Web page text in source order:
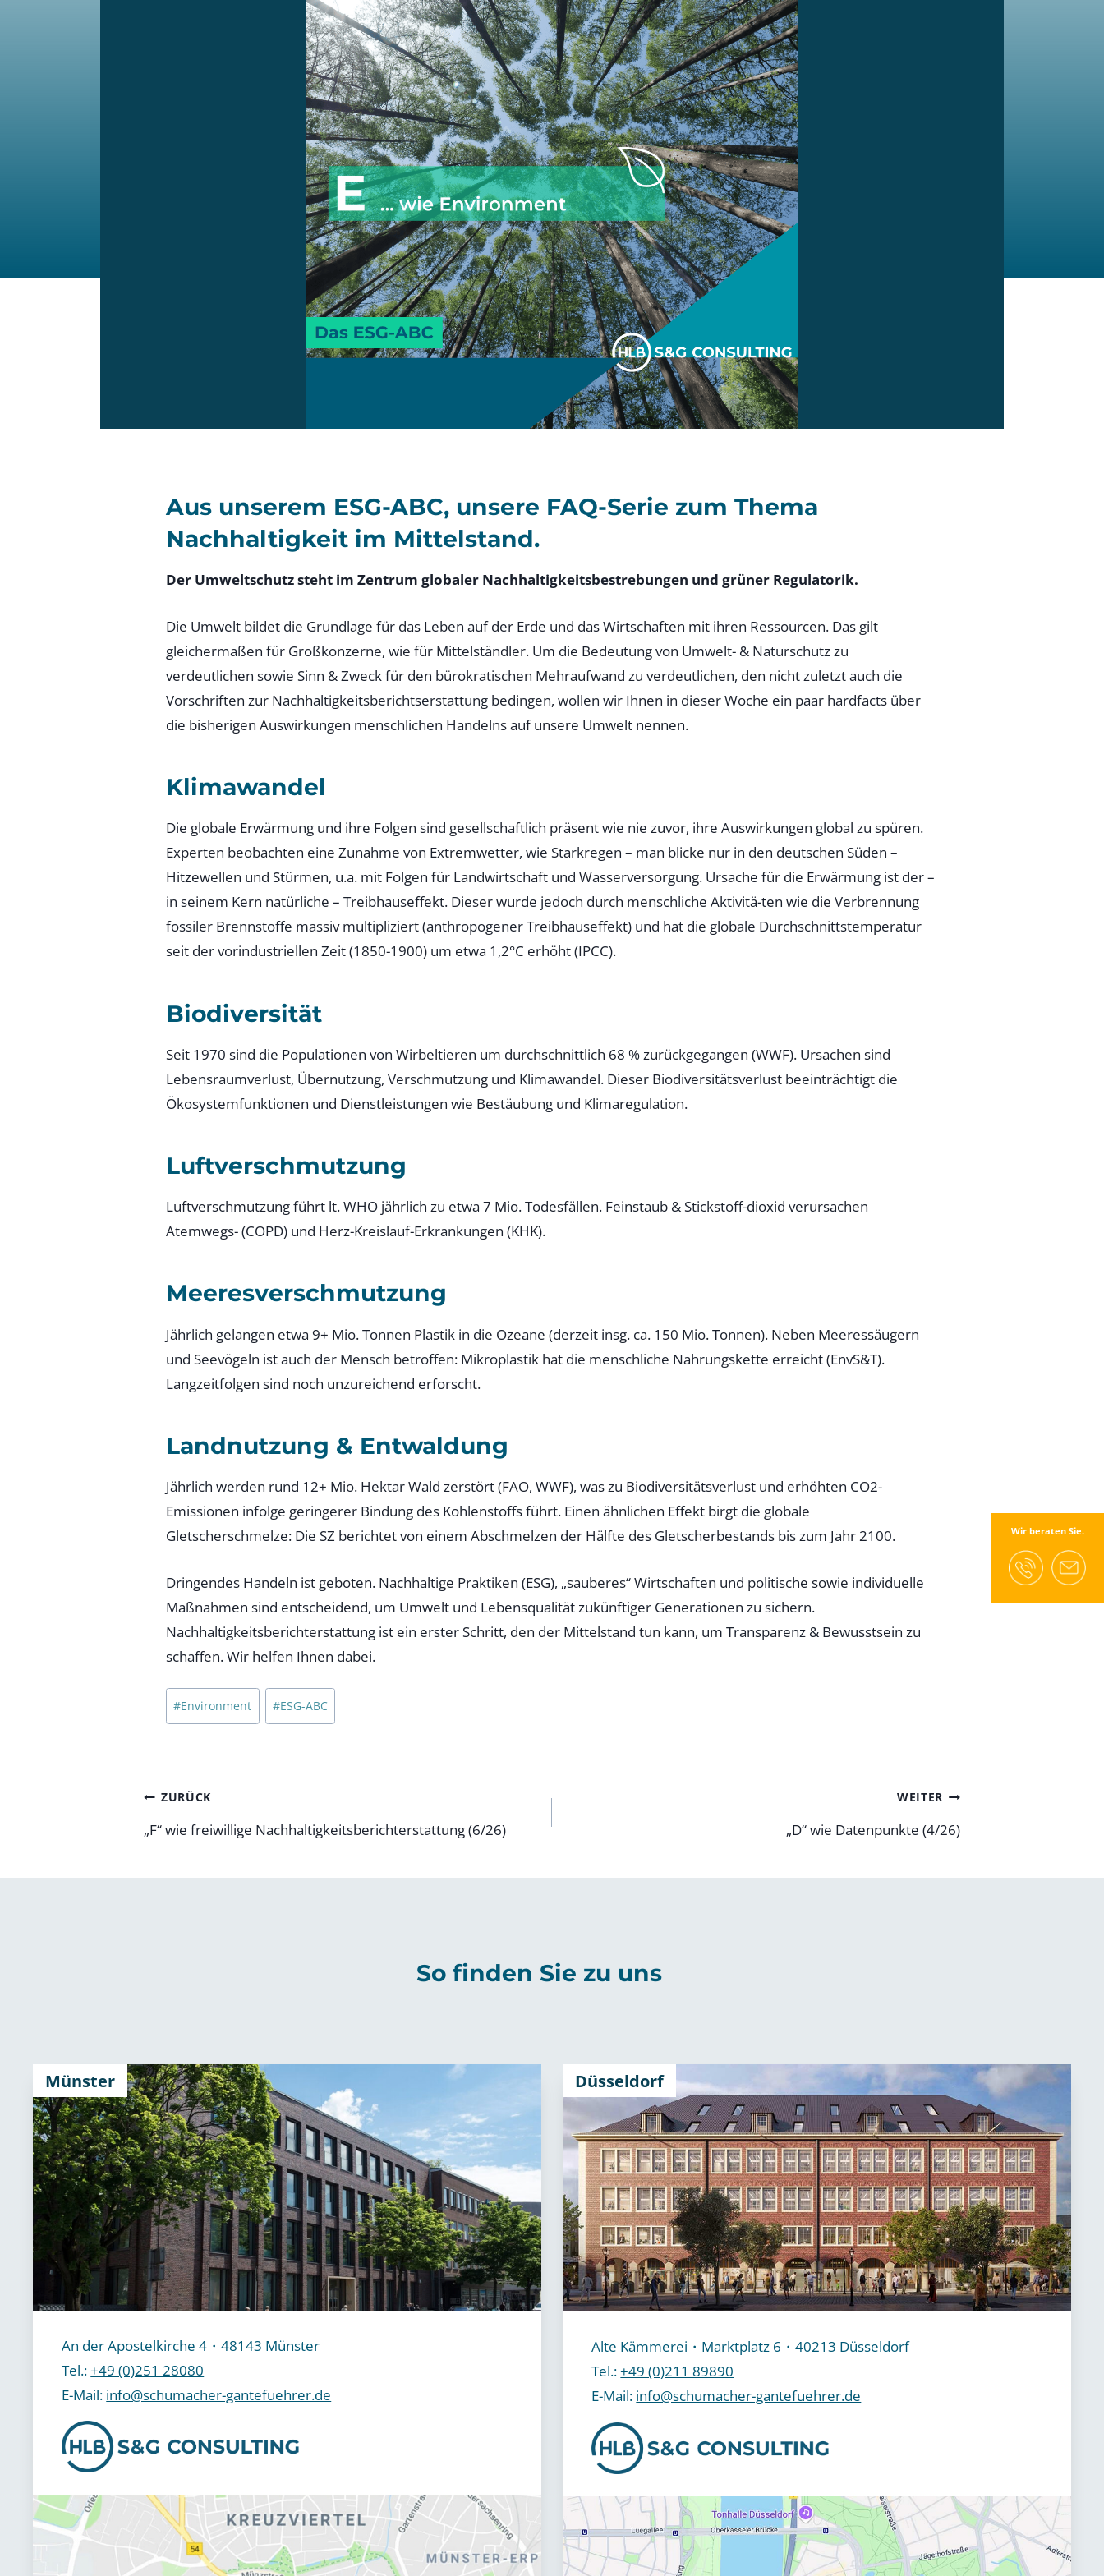
Aus unserem ESG-ABC, unsere FAQ-Serie zum Thema
Nachhaltigkeit im Mittelstand.
Der Umweltschutz steht im Zentrum globaler Nachhaltigkeitsbestrebungen und grüner Regulatorik.
Die Umwelt bildet die Grundlage für das Leben auf der Erde und das Wirtschaften mit ihren Ressourcen. Das gilt
gleichermaßen für Großkonzerne, wie für Mittelständler. Um die Bedeutung von Umwelt- & Naturschutz zu
verdeutlichen sowie Sinn & Zweck für den bürokratischen Mehraufwand zu verdeutlichen, den nicht zuletzt auch die
Vorschriften zur Nachhaltigkeitsberichtserstattung bedingen, wollen wir Ihnen in dieser Woche ein paar hardfacts über
die bisherigen Auswirkungen menschlichen Handelns auf unsere Umwelt nennen.
Klimawandel
Die globale Erwärmung und ihre Folgen sind gesellschaftlich präsent wie nie zuvor, ihre Auswirkungen global zu spüren.
Experten beobachten eine Zunahme von Extremwetter, wie Starkregen – man blicke nur in den deutschen Süden –
Hitzewellen und Stürmen, u.a. mit Folgen für Landwirtschaft und Wasserversorgung. Ursache für die Erwärmung ist der –
in seinem Kern natürliche – Treibhauseffekt. Dieser wurde jedoch durch menschliche Aktivitä-ten wie die Verbrennung
fossiler Brennstoffe massiv multipliziert (anthropogener Treibhauseffekt) und hat die globale Durchschnittstemperatur
seit der vorindustriellen Zeit (1850-1900) um etwa 1,2°C erhöht (IPCC).
Biodiversität
Seit 1970 sind die Populationen von Wirbeltieren um durchschnittlich 68 % zurückgegangen (WWF). Ursachen sind
Lebensraumverlust, Übernutzung, Verschmutzung und Klimawandel. Dieser Biodiversitätsverlust beeinträchtigt die
Ökosystemfunktionen und Dienstleistungen wie Bestäubung und Klimaregulation.
Luftverschmutzung
Luftverschmutzung führt lt. WHO jährlich zu etwa 7 Mio. Todesfällen. Feinstaub & Stickstoff-dioxid verursachen
Atemwegs- (COPD) und Herz-Kreislauf-Erkrankungen (KHK).
Meeresverschmutzung
Jährlich gelangen etwa 9+ Mio. Tonnen Plastik in die Ozeane (derzeit insg. ca. 150 Mio. Tonnen). Neben Meeressäugern
und Seevögeln ist auch der Mensch betroffen: Mikroplastik hat die menschliche Nahrungskette erreicht (EnvS&T).
Langzeitfolgen sind noch unzureichend erforscht.
Landnutzung & Entwaldung
Jährlich werden rund 12+ Mio. Hektar Wald zerstört (FAO, WWF), was zu Biodiversitätsverlust und erhöhten CO2-
Emissionen infolge geringerer Bindung des Kohlenstoffs führt. Einen ähnlichen Effekt birgt die globale
Gletscherschmelze: Die SZ berichtet von einem Abschmelzen der Hälfte des Gletscherbestands bis zum Jahr 2100.
Dringendes Handeln ist geboten. Nachhaltige Praktiken (ESG), „sauberes“ Wirtschaften und politische sowie individuelle
Maßnahmen sind entscheidend, um Umwelt und Lebensqualität zukünftiger Generationen zu sichern.
Nachhaltigkeitsberichterstattung ist ein erster Schritt, den der Mittelstand tun kann, um Transparenz & Bewusstsein zu
schaffen. Wir helfen Ihnen dabei.
Schlagworte:
#Environment #ESG-ABC
Beitragsnavigation
ZURÜCK
„F“ wie freiwillige Nachhaltigkeitsberichterstattung (6/26)
WEITER
„D“ wie Datenpunkte (4/26)
So finden Sie zu uns
Münster
An der Apostelkirche 4・48143 Münster
Tel.:+49 (0)251 28080
E-Mail: info@schumacher-gantefuehrer.de
Düsseldorf
Alte Kämmerei・Marktplatz 6・40213 Düsseldorf
Tel.:+49 (0)211 89890
E-Mail: info@schumacher-gantefuehrer.de
Wir beraten Sie.